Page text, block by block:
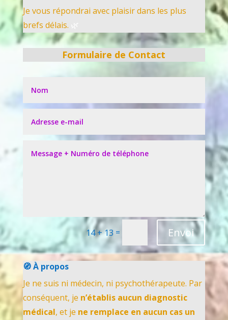
Je vous répondrai avec plaisir dans les plus
brefs délais.
Formulaire de Contact
14 + 13 = Envoi
🧭 À propos
Je ne suis ni médecin, ni psychothérapeute. Par
conséquent, je n’établis aucun diagnostic
médical, et je ne remplace en aucun cas un